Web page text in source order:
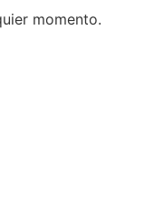
momento.